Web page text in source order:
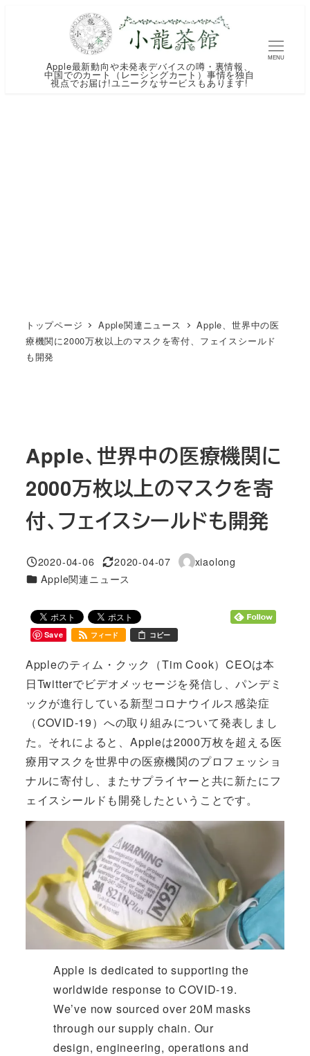
Apple最新動向や未発表デバイスの噂・裏情報、
中国でのカート（レーシングカート）事情を独自
視点でお届け!ユニークなサービスもあります!
MENU
トップページ Apple関連ニュース
Apple、世界中の医
療機関に2000万枚以上のマスクを寄付、フェイスシールド
も開発
Apple、世界中の医療機関に
2000万枚以上のマスクを寄
付、フェイスシールドも開発
投稿日
2020-04-06
更新日
2020-04-07
著
xiaolong
カテゴリー
Apple関連ニュース
Save フィード コピー
Appleのティム・クック（Tim Cook）CEOは本
日Twitterでビデオメッセージを発信し、パンデミ
ックが進行している新型コロナウイルス感染症
（COVID-19）への取り組みについて発表しまし
た。それによると、Appleは2000万枚を超える医
療用マスクを世界中の医療機関のプロフェッショ
ナルに寄付し、またサプライヤーと共に新たにフ
ェイスシールドも開発したということです。
Apple is dedicated to supporting the
worldwide response to COVID-19.
We’ve now sourced over 20M masks
through our supply chain. Our
design, engineering, operations and